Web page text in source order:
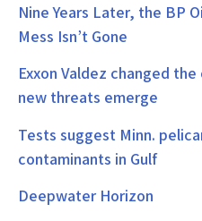
Nine Years Later, the BP
Mess Isn’t Gone
Exxon Valdez changed
new threats emerge
Tests suggest Minn.
contaminants in Gulf
Deepwater Horizon